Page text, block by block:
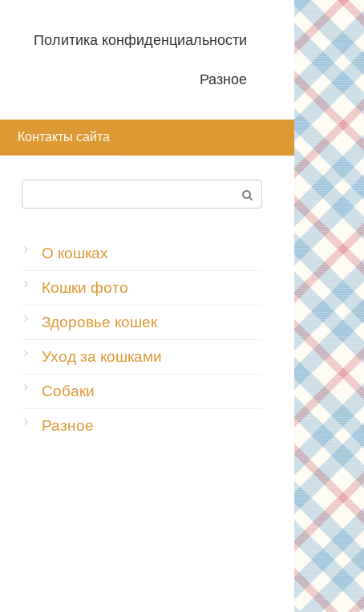
Политика конфиденциальности
Разное
Контакты сайта
О кошках
Кошки фото
Здоровье кошек
Уход за кошками
Собаки
Разное